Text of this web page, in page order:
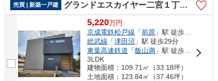
売買 | 新築一戸建 グランドエスカイヤー二宮１丁目 ３号地
5,220万円
京成電鉄松戸線 「前原 」駅 徒歩11分
総武線 「津田沼 」駅 徒歩29分
東葉高速鉄道 「飯山満 」駅 徒歩16分
3LDK
建物面積：109.71㎡（33.18坪）
土地面積：123.84㎡（37.46坪）